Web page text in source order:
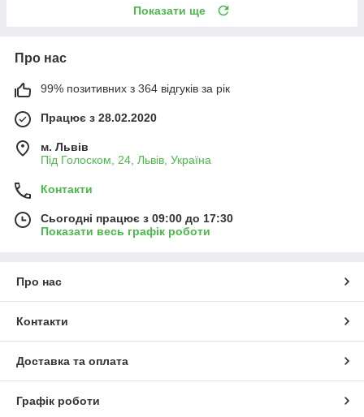
Показати ще
Про нас
99% позитивних з 364 відгуків за рік
Працює з 28.02.2020
м. Львів
Під Голоском, 24, Львів, Україна
Контакти
Сьогодні працює з 09:00 до 17:30
Показати весь графік роботи
Про нас
Контакти
Доставка та оплата
Графік роботи